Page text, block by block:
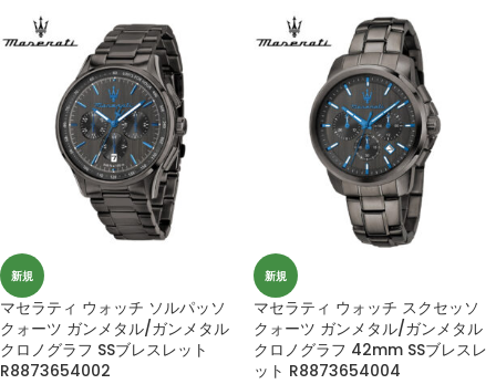
新規
マセラティ ウォッチ ソルパッソ
クォーツ ガンメタル/ガンメタル
クロノグラフ SSブレスレット
R8873654002
新規
マセラティ ウォッチ スクセッソ
クォーツ ガンメタル/ガンメタル
クロノグラフ 42mm SSブレスレ
ット R8873654004